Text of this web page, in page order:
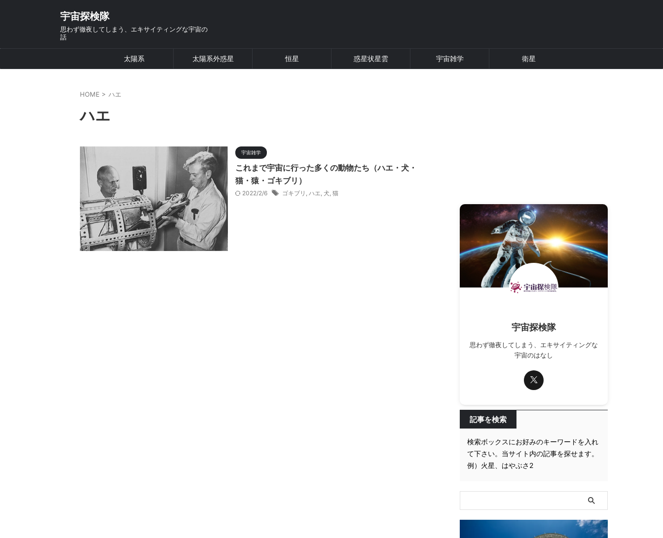
宇宙探検隊
思わず徹夜してしまう、エキサイティングな宇宙の
話
太陽系 太陽系外惑星 恒星 惑星状星雲 宇宙雑学 衛星
HOME > ハエ
ハエ
宇宙雑学
これまで宇宙に行った多くの動物たち（ハエ・犬・
猫・猿・ゴキブリ）
2022/2/6 ゴキブリ , ハエ, 犬, 猫
宇宙探検隊
思わず徹夜してしまう、エキサイティングな
宇宙のはなし
記事を検索
検索ボックスにお好みのキーワードを入れ
て下さい。当サイト内の記事を探せます。
例）火星、はやぶさ2